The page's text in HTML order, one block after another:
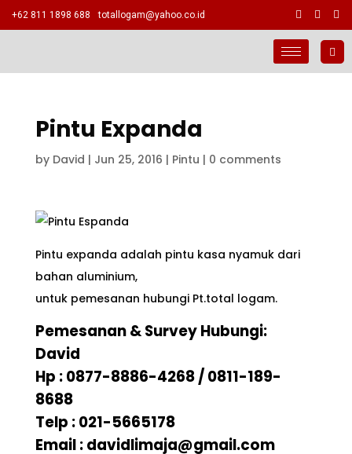
+62 811 1898 688 totallogam@yahoo.co.id
Pintu Expanda
by David | Jun 25, 2016 | Pintu | 0 comments
Pintu expanda adalah pintu kasa nyamuk dari
bahan aluminium,
untuk pemesanan hubungi Pt.total logam.
Pemesanan & Survey Hubungi:
David
Hp : 0877-8886-4268 / 0811-189-
8688
Telp : 021-5665178
Email : davidlimaja@gmail.com